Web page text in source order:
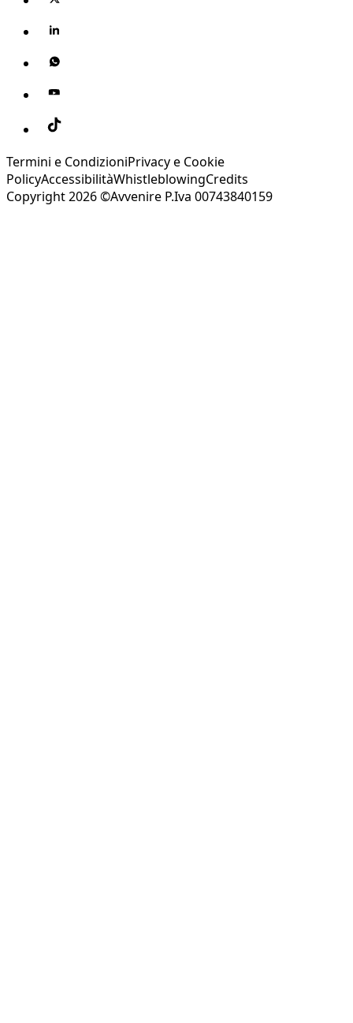
Termini e CondizioniPrivacy e Cookie
PolicyAccessibilitàWhistleblowingCredits
Copyright 2026 ©Avvenire P.Iva 00743840159